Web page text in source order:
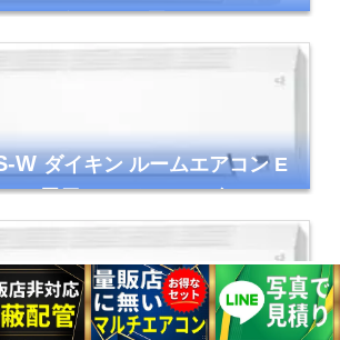
リーズ おもに6畳用 ピュアホワ
イト 2023年モデル
Wダイキン ルームエアコン E
10畳用 ホワイト 2025年モデル
クトモデル ストリーマ